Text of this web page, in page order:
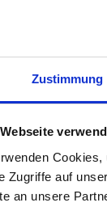
Zustimmung
Zugriffe auf
an unsereSauberkeit